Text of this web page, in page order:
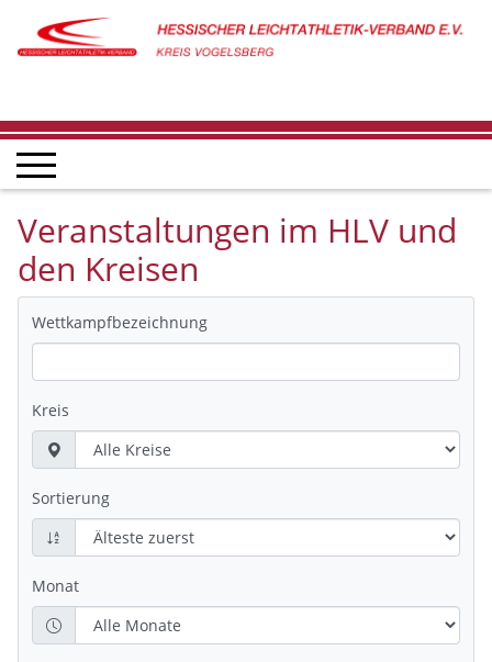
Veranstaltungen im HLV und
den Kreisen
Wettkampfbezeichnung
Kreis
Sortierung
Monat